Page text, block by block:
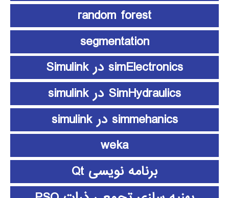
random forest
segmentation
simElectronics در Simulink
SimHydraulics در simulink
simmehanics در simulink
weka
برنامه نویسی Qt